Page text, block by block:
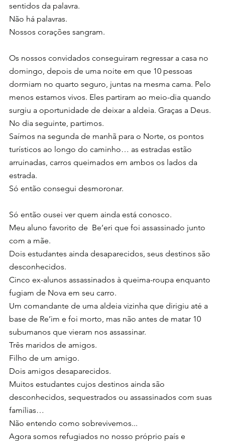
sentidos da palavra.
Não há palavras.
Nossos corações sangram.
Os nossos convidados conseguiram regressar a casa no
domingo, depois de uma noite em que 10 pessoas
dormiam no quarto seguro, juntas na mesma cama. Pelo
menos estamos vivos. Eles partiram ao meio-dia quando
surgiu a oportunidade de deixar a aldeia. Graças a Deus.
No dia seguinte, partimos.
Saímos na segunda de manhã para o Norte, os pontos
turísticos ao longo do caminho… as estradas estão
arruinadas, carros queimados em ambos os lados da
estrada.
Só então consegui desmoronar.
Só então ousei ver quem ainda está conosco.
Meu aluno favorito de  Be’eri que foi assassinado junto
com a mãe.
Dois estudantes ainda desaparecidos, seus destinos são
desconhecidos.
Cinco ex-alunos assassinados à queima-roupa enquanto
fugiam de Nova em seu carro.
Um comandante de uma aldeia vizinha que dirigiu até a
base de Re’im e foi morto, mas não antes de matar 10
subumanos que vieram nos assassinar.
Três maridos de amigos.
Filho de um amigo.
Dois amigos desaparecidos.
Muitos estudantes cujos destinos ainda são
desconhecidos, sequestrados ou assassinados com suas
famílias…
Não entendo como sobrevivemos...
Agora somos refugiados no nosso próprio país e